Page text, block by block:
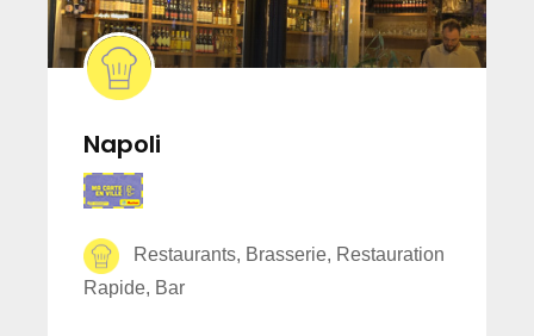
Napoli
Restaurants, Brasserie, Restauration
Rapide, Bar